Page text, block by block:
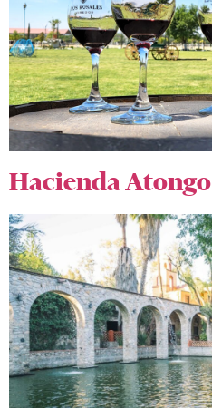
Hacienda Atongo